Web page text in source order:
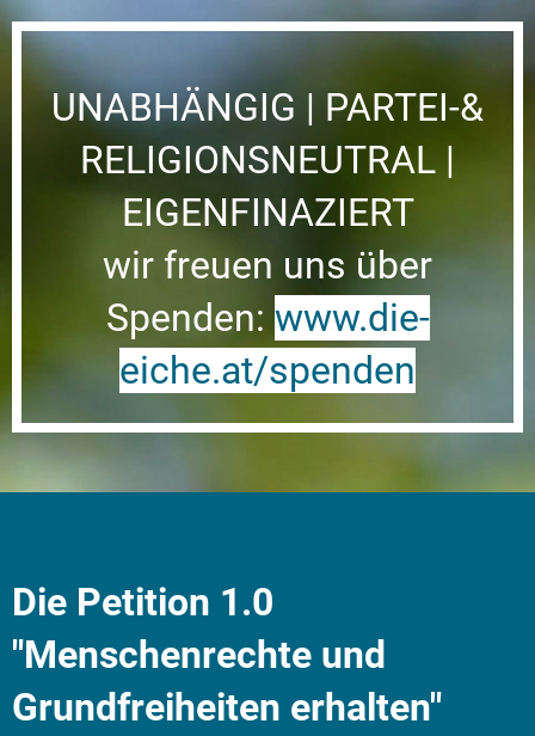
UNABHÄNGIG | PARTEI-&
RELIGIONSNEUTRAL |
EIGENFINAZIERT
wir freuen uns über
Spenden: www.die-
eiche.at/spenden
Die Petition 1.0
"Menschenrechte und
Grundfreiheiten erhalten"